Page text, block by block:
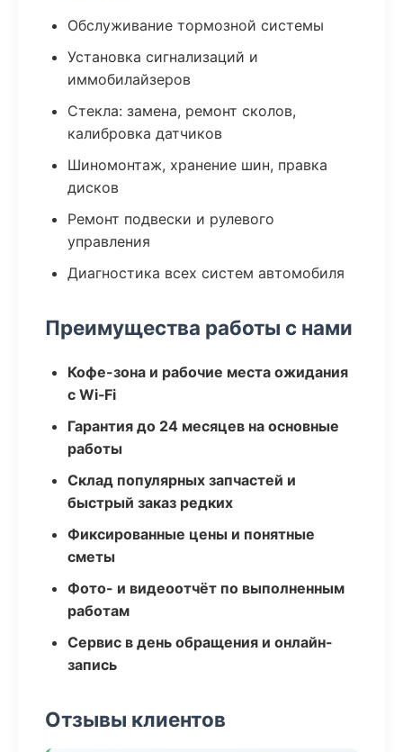
Обслуживание тормозной системы
Установка сигнализаций и
иммобилайзеров
Стекла: замена, ремонт сколов,
калибровка датчиков
Шиномонтаж, хранение шин, правка
дисков
Ремонт подвески и рулевого
управления
Диагностика всех систем автомобиля
Преимущества работы с нами
Кофе-зона и рабочие места ожидания
с Wi‑Fi
Гарантия до 24 месяцев на основные
работы
Склад популярных запчастей и
быстрый заказ редких
Фиксированные цены и понятные
сметы
Фото- и видеоотчёт по выполненным
работам
Сервис в день обращения и онлайн-
запись
Отзывы клиентов